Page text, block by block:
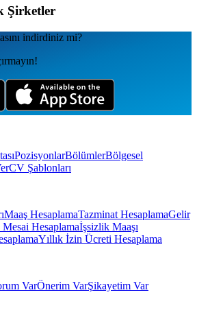
Şirketler
indirdiniz mi?
PozisyonlarBölümlerBölgesel
CV Şablonları
Maaş HesaplamaTazminat HesaplamaGelir
Mesai Hesaplamaİşsizlik Maaşı
Yıllık İzin Ücreti Hesaplama
VarÖnerim VarŞikayetim Var